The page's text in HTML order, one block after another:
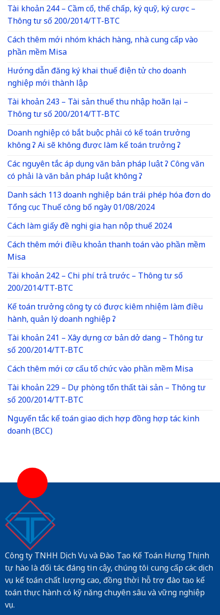
Tài khoản 244 – Cầm cố, thế chấp, ký quỹ, ký cược –
Thông tư số 200/2014/TT-BTC
Cách thêm mới nhóm khách hàng, nhà cung cấp vào
phần mềm Misa
Hướng dẫn đăng ký khai thuế điện tử cho doanh
nghiệp mới thành lập
Tài khoản 243 – Tài sản thuế thu nhập hoãn lại –
Thông tư số 200/2014/TT-BTC
Doanh nghiệp có bắt buộc phải có kế toán trưởng
không ? Ai sẽ không được làm kế toán trưởng ?
Các nguyên tắc áp dụng văn bản pháp luật ? Công văn
có phải là văn bản pháp luật không ?
Danh sách 113 doanh nghiệp bán trái phép hóa đơn do
Tổng cục Thuế công bố ngày 01/08/2024
Cách làm giấy đề nghị gia hạn nộp thuế 2024
Cách thêm mới điều khoản thanh toán vào phần mềm
Misa
Tài khoản 242 – Chi phí trả trước – Thông tư số
200/2014/TT-BTC
Kế toán trưởng công ty có được kiêm nhiệm làm điều
hành, quản lý doanh nghiệp ?
Tài khoản 241 – Xây dựng cơ bản dở dang – Thông tư
số 200/2014/TT-BTC
Cách thêm mới cơ cấu tổ chức vào phần mềm Misa
Tài khoản 229 – Dự phòng tổn thất tài sản – Thông tư
số 200/2014/TT-BTC
Nguyến tắc kế toán giao dịch hợp đồng hợp tác kinh
doanh (BCC)
Công ty TNHH Dịch Vụ và Đào Tạo Kế Toán Hưng Thịnh
tự hào là đối tác đáng tin cậy, chúng tôi cung cấp các dịch
vụ kế toán chất lượng cao, đồng thời hỗ trợ đào tạo kế
toán thực hành có kỹ năng chuyên sâu và vững nghiệp
vụ.